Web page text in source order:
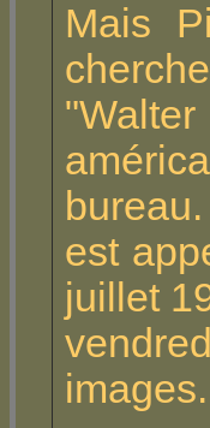
Mais
est
juillet
images.